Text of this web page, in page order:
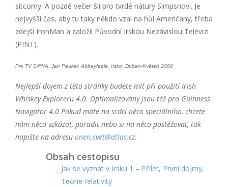
sitcomy. A pozdě večer šli pro tvrdé nátury Simpsnovi. Je
nejvyšší čas, aby tu taky někdo vzal na hůl Američany, třeba
zdejší IronMan a založil Původní Irskou Nezávislou Televizi
(PINT).
Pro TV S@VA, Jan Peuker, Abbeyfeale, Irsko, Duben-Květen 2000
Nejlepší dojem z této stránky budete mít při použití Irish
Whiskey Exploreru 4.0. Optimalizovány jsou též pro Guinness
Navigator 4.0 Pokud máte na srdci něco speciálního, chcete
nám něco vzkázat, poradit nebo si na něco postěžovat, tak
napište na adresu onen.svet@atlas.cz.
Obsah cestopisu
Jak se vyznat v Irsku 1 – Přílet, První dojmy,
Teorie relativity